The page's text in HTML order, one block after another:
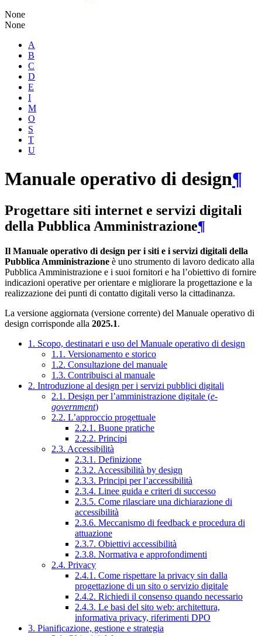
None
None
A
B
C
D
E
I
M
O
S
T
U
Manuale operativo di design¶
Progettare siti internet e servizi digitali
della Pubblica Amministrazione¶
Il Manuale operativo di design per i siti e i servizi digitali della
Pubblica Amministrazione è uno strumento di lavoro dedicato alla
Pubblica Amministrazione e i suoi fornitori e ha l’obiettivo di fornire
indicazioni operative per orientare e migliorare la progettazione e la
realizzazione dei punti di contatto digitali verso la cittadinanza.
La versione aggiornata (versione corrente) del Manuale operativo di
design corrisponde alla 2025.1.
1. Scopo, destinatari e uso del Manuale operativo di design
1.1. Versionamento e storico
1.2. Consultazione del manuale
1.3. Contribuisci al manuale
2. Introduzione al design per i servizi pubblici digitali
2.1. Design per l’amministrazione digitale (e-
government)
2.2. L’approccio progettuale
2.2.1. Buone pratiche
2.2.2. Principi
2.3. Accessibilità
2.3.1. Definizione
2.3.2. Accessibilità by design
2.3.3. Principi per l’accessibilità
2.3.4. Linee guida e criteri di successo
2.3.5. Come rilasciare una dichiarazione di
accessibilità
2.3.6. Meccanismo di feedback e procedura di
attuazione
2.3.7. Obiettivi accessibilità
2.3.8. Normativa e approfondimenti
2.4. Privacy
2.4.1. Come rispettare la privacy sin dalla
progettazione di un sito o servizio digitale
2.4.2. Richiedi il consenso quando necessario
2.4.3. Le basi del sito web: architettura,
informativa privacy, riferimenti DPO
3. Pianificazione, gestione e strategia